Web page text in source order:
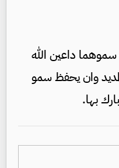
سموهما داعين الله
وان يحفظ سمو
بها.